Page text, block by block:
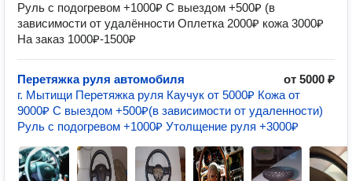
Руль с подогревом +1000₽ С выездом +500₽ (в
зависимости от удалённости Оплетка 2000₽ кожа 3000₽
На заказ 1000₽-1500₽
Перетяжка руля автомобиля
от 5000 ₽
г. Мытищи Перетяжка руля Каучук от 5000₽ Кожа от
9000₽ С выездом +500₽(в зависимости от удаленности)
Руль с подогревом +1000₽ Утолщение руля +3000₽